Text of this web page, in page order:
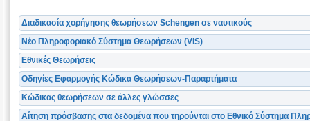
Διαδικασία χορήγησης θεωρήσεων Schengen σε ναυτικούς
Νέο Πληροφοριακό Σύστημα Θεωρήσεων (VIS)
Εθνικές Θεωρήσεις
Οδηγίες Εφαρμογής Κώδικα Θεωρήσεων-Παραρτήματα
Κώδικας θεωρήσεων σε άλλες γλώσσες
Αίτηση πρόσβασης στα δεδομένα που τηρούνται στο Εθνικό Σύστημα